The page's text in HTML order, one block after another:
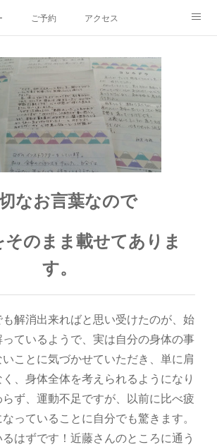
ご予約 アクセス
集 hiroout
なお言葉なので
のまま載せてありま
す。
解消出来ればと思い受けたのが、始
ているようで、実は自分の身体の事
ことに気づかせていただき、単に肩
、身体全体を考えられるようになり
ず、運動不足ですが、以前に比べ疲
っていることに自分でも驚きます。
はずです！近藤さんのところに通う